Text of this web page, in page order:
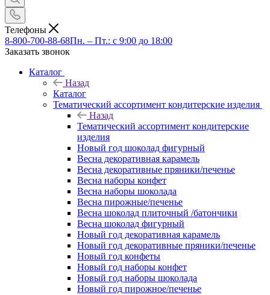
Телефоны
8-800-700-88-68Пн. – Пт.: с 9:00 до 18:00
Заказать звонок
Каталог
Назад
Каталог
Тематический ассортимент кондитерские изделия
Назад
Тематический ассортимент кондитерские
изделия
Новый год шоколад фигурный
Весна декоративная карамель
Весна декоративные пряники/печенье
Весна наборы конфет
Весна наборы шоколада
Весна пирожные/печенье
Весна шоколад плиточный /батончики
Весна шоколад фигурный
Новый год декоративная карамель
Новый год декоративные пряники/печенье
Новый год конфеты
Новый год наборы конфет
Новый год наборы шоколада
Новый год пирожное/печенье